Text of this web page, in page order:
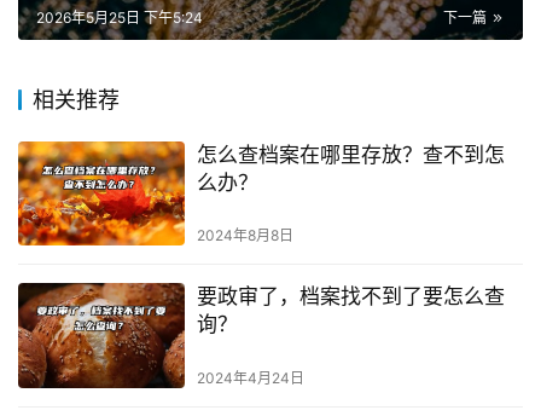
下一篇
2026年5月25日 下午5:24
相关推荐
怎么查档案在哪里存放？查不到怎
么办？
2024年8月8日
要政审了，档案找不到了要怎么查
询？
2024年4月24日